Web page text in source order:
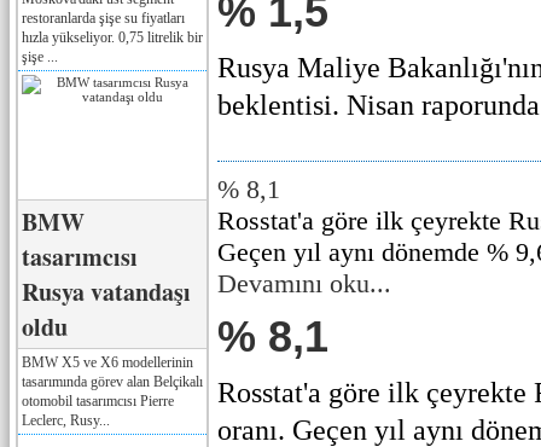
restoranlarda şişe su fiyatları
hızla yükseliyor. 0,75 litrelik bir
şişe ...
BMW
tasarımcısı
Rusya vatandaşı
oldu
BMW X5 ve X6 modellerinin
tasarımında görev alan Belçikalı
otomobil tasarımcısı Pierre
Leclerc, Rusy...
% 1,5
Rusya Maliye
beklentisi. Nisan
% 8,1
Rosstat'a göre ilk çeyrekte
Geçen yıl aynı dönemde %
Devamını oku...
% 8,1
Rosstat'a göre ilk çeyrekte
oranı. Geçen yıl aynı